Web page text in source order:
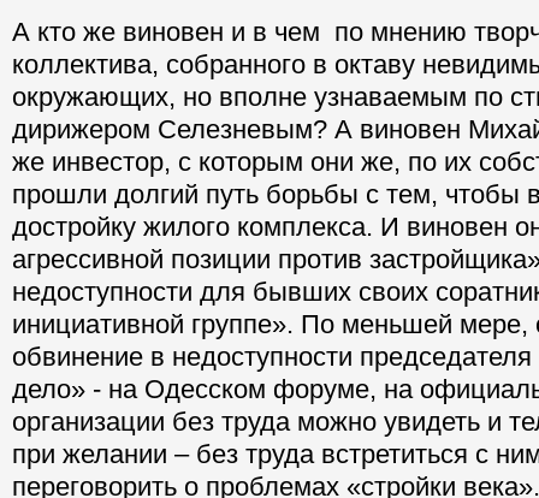
А кто же виновен и в чем по мнению
коллектива, собранного в октаву
окружающих, но вполне узнаваемым по
дирижером Селезневым? А виновен
же инвестор, с которым они же, по их
прошли долгий путь борьбы с тем, чтобы
достройку жилого комплекса. И виновен
агрессивной позиции против
недоступности для бывших своих
инициативной группе». По меньшей мере,
обвинение в недоступности
дело» - на Одесском форуме, на
организации без труда можно увидеть и
при желании – без труда встретиться с
переговорить о проблемах «стройки